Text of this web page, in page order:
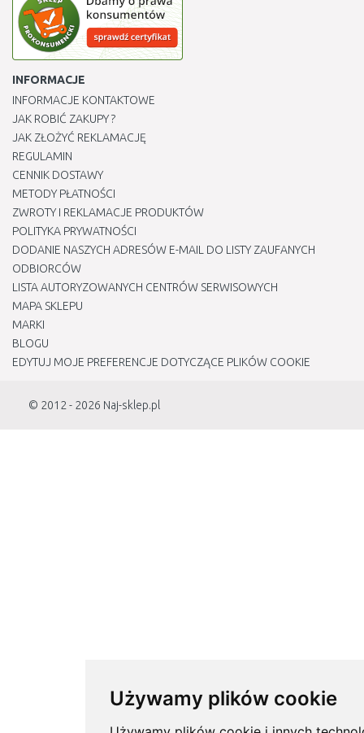
Używamy plików cookie
INFORMACJE
INFORMACJE KONTAKTOWE
JAK ROBIĆ ZAKUPY ?
JAK ZŁOŻYĆ REKLAMACJĘ
REGULAMIN
CENNIK DOSTAWY
METODY PŁATNOŚCI
ZWROTY I REKLAMACJE PRODUKTÓW
POLITYKA PRYWATNOŚCI
DODANIE NASZYCH ADRESÓW E-MAIL DO LISTY ZAUFANYCH
ODBIORCÓW
LISTA AUTORYZOWANYCH CENTRÓW SERWISOWYCH
MAPA SKLEPU
MARKI
BLOGU
EDYTUJ MOJE PREFERENCJE DOTYCZĄCE PLIKÓW COOKIE
© 2012 - 2026 Naj-sklep.pl